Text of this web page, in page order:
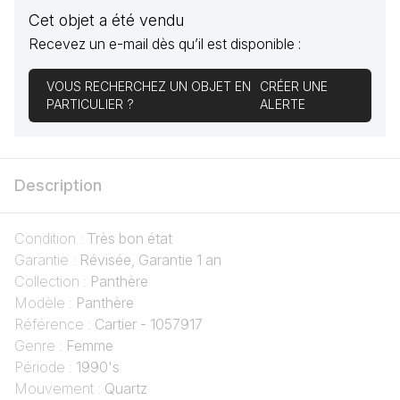
Cet objet a été vendu
Recevez un e-mail dès qu’il est disponible :
VOUS RECHERCHEZ UN OBJET EN
PARTICULIER ?
CRÉER UNE
ALERTE
Description
Condition : Très bon état
Garantie : Révisée, Garantie 1 an
Collection : Panthère
Modèle : Panthère
Référence : Cartier - 1057917
Genre : Femme
Période : 1990's
Mouvement : Quartz